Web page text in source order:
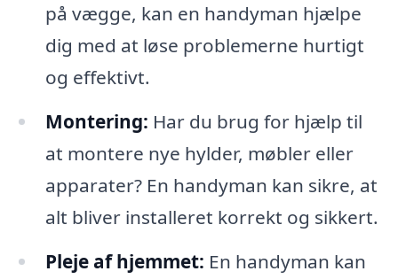
på vægge, kan en handyman hjælpe
dig med at løse problemerne hurtigt
og effektivt.
Montering: Har du brug for hjælp til
at montere nye hylder, møbler eller
apparater? En handyman kan sikre, at
alt bliver installeret korrekt og sikkert.
Pleje af hjemmet: En handyman kan